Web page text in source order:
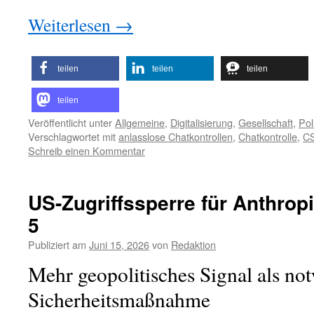
Weiterlesen →
teilen teilen teilen
teilen
Veröffentlicht unterAllgemeine, Digitalisierung, Gesellschaft,
Verschlagwortet mitanlasslose Chatkontrollen, Chatkontrolle,
Schreib einen Kommentar
US-Zugriffssperre für
5
Publiziert am Juni 15, 2026von Redaktion
Mehr geopolitisches Signal als
Sicherheitsmaßnahme